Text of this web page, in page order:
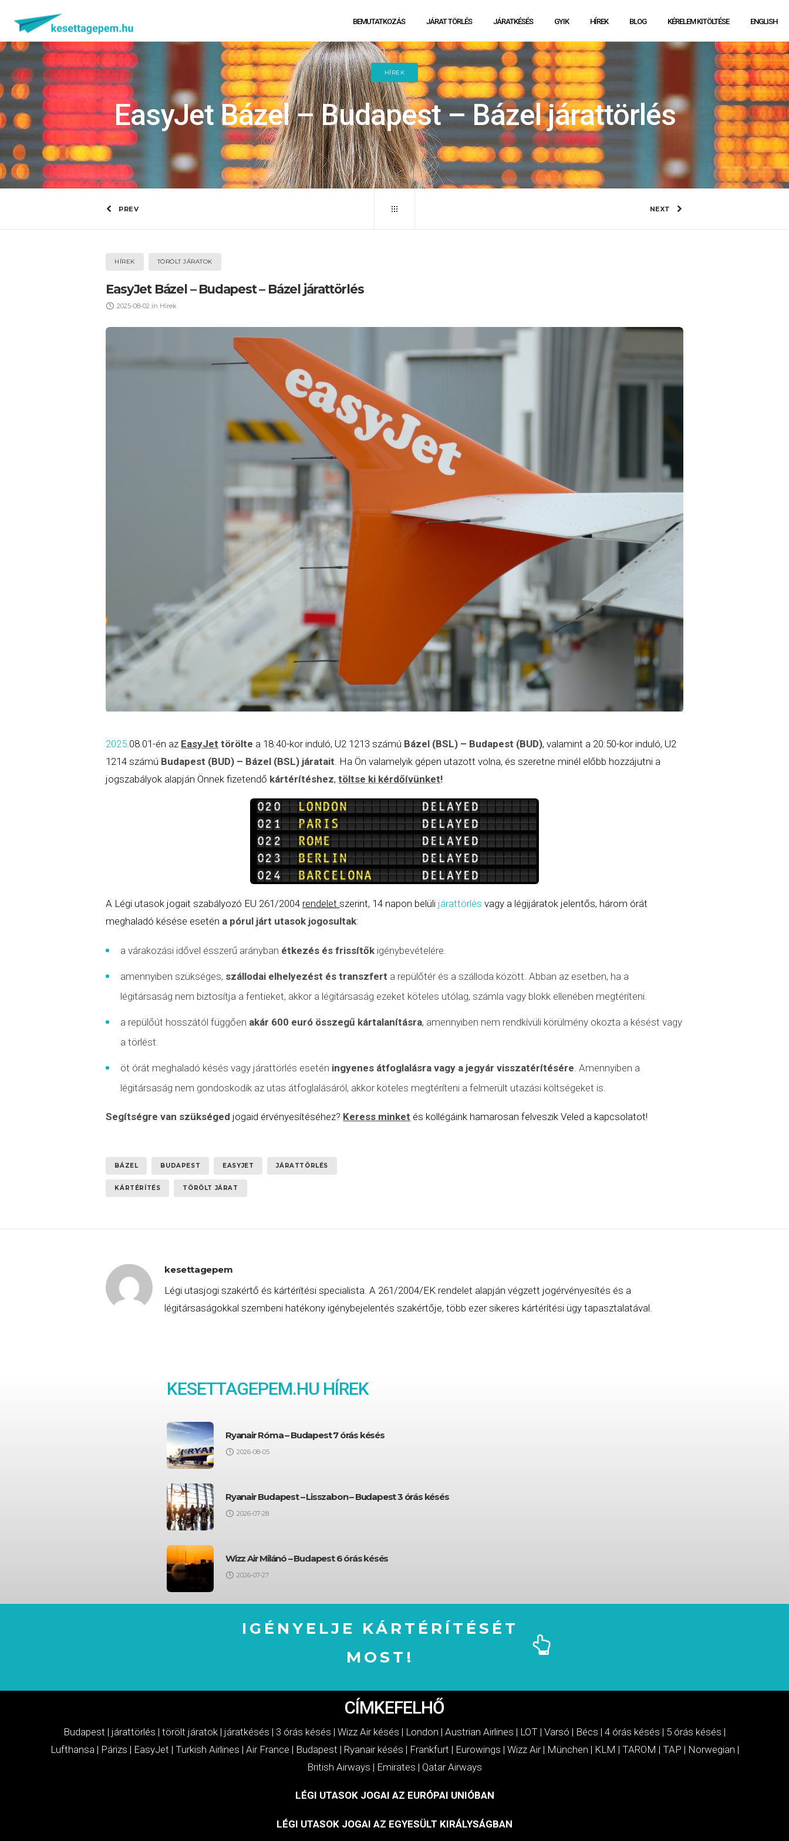
BEMUTATKOZÁS JÁRAT TÖRLÉS JÁRATKÉSÉS GYIK HÍREK BLOG KÉRELEM KITÖLTÉSE ENGLISH
HÍREK
EasyJet Bázel – Budapest – Bázel járattörlés
PREV NEXT
HÍREK TÖRÖLT JÁRATOK
EasyJet Bázel – Budapest – Bázel járattörlés
2025-08-02 in Hírek
2025 .08.01-én az EasyJet törölte a 18:40-kor induló, U2 1213 számú Bázel (BSL) – Budapest (BUD), valamint a 20:50-kor induló, U2
1214 számú Budapest (BUD) – Bázel (BSL) járatait . Ha Ön valamelyik gépen utazott volna, és szeretne minél előbb hozzájutni a
jogszabályok alapján Önnek fizetendő kártérítéshez,töltse ki kérdőívünket!
A Légi utasok jogait szabályozó EU 261/2004 rendelet szerint, 14 napon belüli járattörlés vagy a légijáratok jelentős, három órát
meghaladó késése esetén a pórul járt utasok jogosultak:
a várakozási idővel ésszerű arányban étkezés és frissítők igénybevételére.
amennyiben szükséges, szállodai elhelyezést és transzfert a repülőtér és a szálloda között. Abban az esetben, ha a
légitársaság nem biztosítja a fentieket, akkor a légitársaság ezeket köteles utólag, számla vagy blokk ellenében megtéríteni.
a repülőút hosszától függően akár 600 euró összegű kártalanításra, amennyiben nem rendkívüli körülmény okozta a késést vagy
a törlést.
öt órát meghaladó késés vagy járattörlés esetén ingyenes átfoglalásra vagy a jegyár visszatérítésére. Amennyiben a
légitársaság nem gondoskodik az utas átfoglalásáról, akkor köteles megtéríteni a felmerült utazási költségeket is.
Segítségre van szükséged jogaid érvényesítéséhez? Keress minket és kollégáink hamarosan felveszik Veled a kapcsolatot!
BÁZEL BUDAPEST EASYJET JÁRATTÖRLÉS
KÁRTÉRÍTÉS TÖRÖLT JÁRAT
kesettagepem
Légi utasjogi szakértő és kártérítési specialista. A 261/2004/EK rendelet alapján végzett jogérvényesítés és a
légitársaságokkal szembeni hatékony igénybejelentés szakértője, több ezer sikeres kártérítési ügy tapasztalatával.
KESETTAGEPEM.HU HÍREK
Ryanair Róma – Budapest 7 órás késés
2026-08-05
Ryanair Budapest – Lisszabon – Budapest 3 órás késés
2026-07-28
Wizz Air Milánó – Budapest 6 órás késés
2026-07-27
IGÉNYELJE KÁRTÉRÍTÉSÉT
MOST!
CÍMKEFELHŐ
Budapest | járattörlés | törölt járatok | járatkésés | 3 órás késés | Wizz Air késés | London | Austrian Airlines | LOT | Varsó | Bécs | 4 órás késés | 5 órás késés |
Lufthansa| Párizs | EasyJet | Turkish Airlines | Air France | Budapest | Ryanair késés | Frankfurt | Eurowings | Wizz Air| München | KLM | TAROM | TAP | Norwegian |
British Airways | Emirates | Qatar Airways
LÉGI UTASOK JOGAI AZ EURÓPAI UNIÓBAN
LÉGI UTASOK JOGAI AZ EGYESÜLT KIRÁLYSÁGBAN